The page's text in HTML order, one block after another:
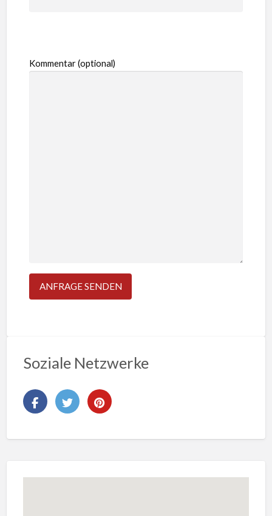
Kommentar (optional)
Soziale Netzwerke